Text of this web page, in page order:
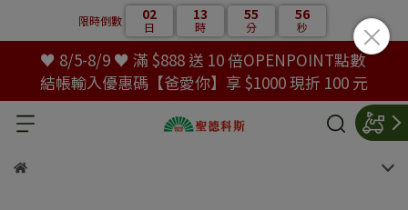
限時倒數 02
日
13
時
55
分
55
秒
♥ 8/5-8/9 ♥ 滿 $888 送 10 倍OPENPOINT點數
結帳輸入優惠碼【爸愛你】享 $1000 現折 100 元